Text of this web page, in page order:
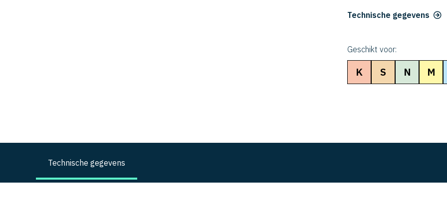
Technische gegevens
Geschikt voor:
K S N M
Technische gegevens